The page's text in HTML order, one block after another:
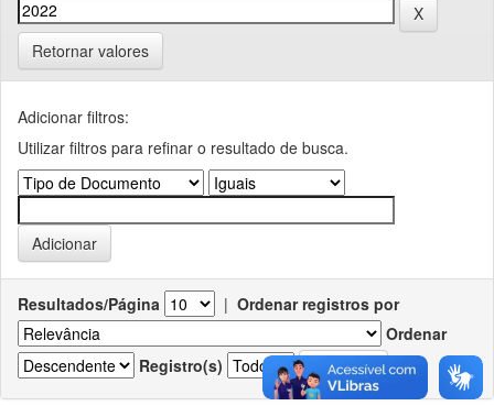
Retornar valores
Adicionar filtros:
Utilizar filtros para refinar o resultado de busca.
Resultados/Página | Ordenar registros por
Ordenar
Registro(s)